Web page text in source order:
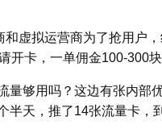
虚拟运营商为了抢用户
开卡，一单佣金100-300
量够用吗？这边有张内部
半天，推了14张流量卡，